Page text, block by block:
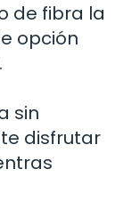
de fibra la
opción
sin
disfrutar